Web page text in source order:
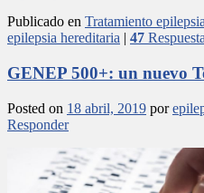
Publicado en Tratamiento epilepsia
epilepsia hereditaria | 47
GENEP 500+: un nuevo
Posted on 18 abril, 2019 por
Responder